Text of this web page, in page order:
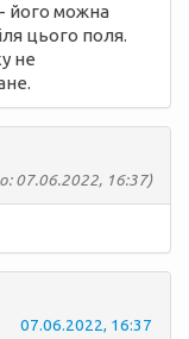
його можна
цього поля.
не
07.06.2022, 16:37)
07.06.2022, 16:37